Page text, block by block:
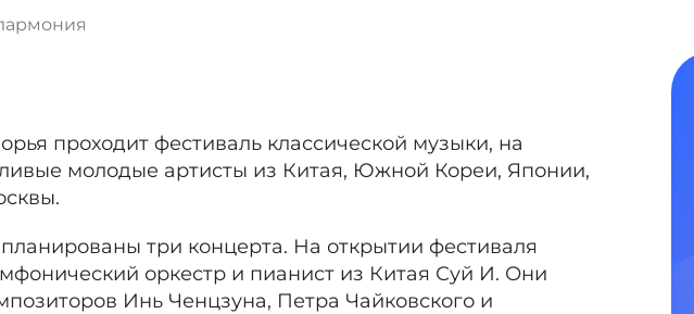
проходит фестиваль классической музыки, на
молодые артисты из Китая, Южной Кореи, Японии,
три концерта. На открытии фестиваля
оркестр и пианист из Китая Суй И. Они
Инь Ченцзуна, Петра Чайковского и